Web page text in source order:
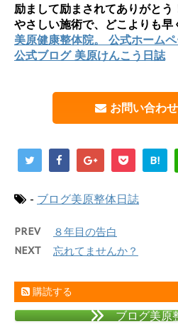
励まして励まされてありがとう
やさしい施術で、どこよりも早
美原健康整体院。 公式ホーム
公式ブログ 美原けんこう日誌
お問い合わ
B!
- ブログ美原整体日誌
PREV ８年目の告白
NEXT 忘れてませんか？
購読する
ブログ美原